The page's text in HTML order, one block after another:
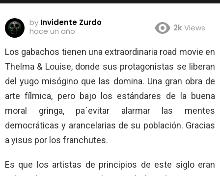
by Invidente Zurdo
hace un año
2kViews
Los gabachos tienen una extraordinaria road movie en
Thelma & Louise, donde sus protagonistas se liberan
del yugo misógino que las domina. Una gran obra de
arte fílmica, pero bajo los estándares de la buena
moral gringa, pa´evitar alarmar las mentes
democráticas y arancelarias de su población. Gracias
a yisus por los franchutes.
Es que los artistas de principios de este siglo eran